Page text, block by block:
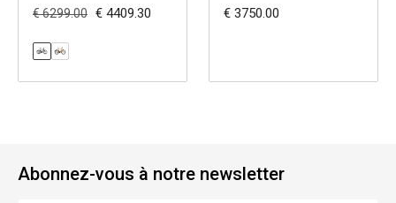
€ 6299.00 € 4409.30 € 3750.00
Abonnez-vous à notre newsletter